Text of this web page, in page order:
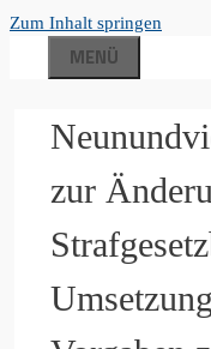
Zum Inhalt springen
MENÜ
zur